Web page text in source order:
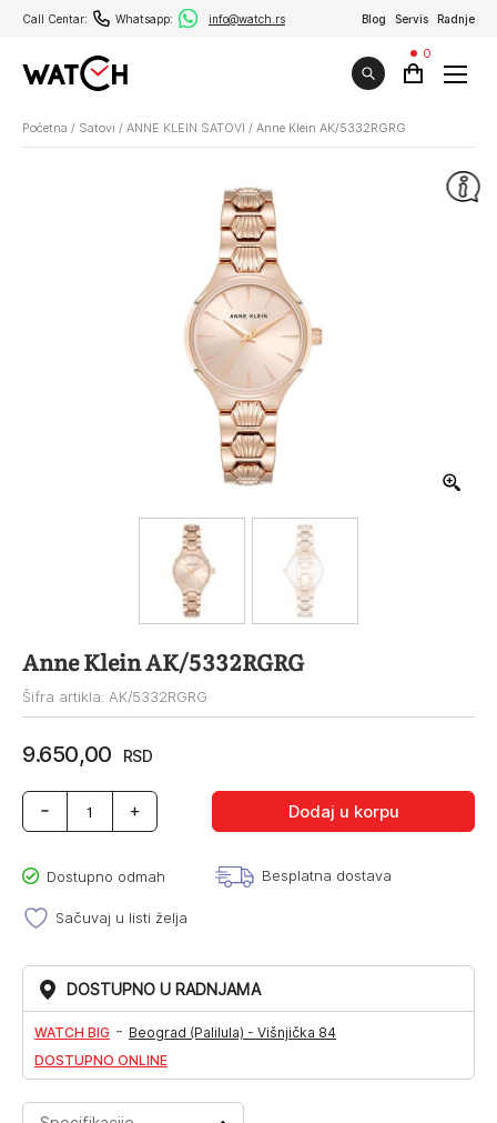
Call Centar: Whatsapp: info@watch.rs Blog Servis Radnje
0
Početna / Satovi / ANNE KLEIN SATOVI / Anne Klein AK/5332RGRG
Anne Klein AK/5332RGRG
Šifra artikla: AK/5332RGRG
9.650,00 RSD
Anne
Klein
količina
Dodaj u korpu
Dostupno odmah Besplatna dostava
Sačuvaj u listi želja
DOSTUPNO U RADNJAMA
WATCH BIG - Beograd (Palilula) - Višnjička 84
DOSTUPNO ONLINE